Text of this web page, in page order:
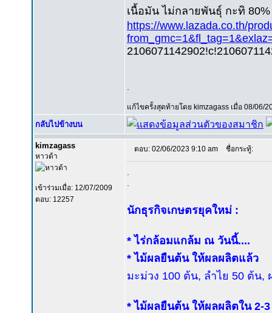
เนื้อมัน ไม่กลายพันธุ์ กะทิ
https://www.lazada.co.th/
แก้ไขครั้งสุดท้ายโดย kimzagass เมื่อ 08/06/
กลับไปข้างบน
kimzagass
หาวด้า
เข้าร่วมเมื่อ: 12/07/2009
ตอบ: 12257
ตอบ: 02/06/2023 9:10 am ชื่อกระทู้:
นักธุรกิจเกษตรยุคใหม่ :
* ไร่กล้อมแกล้ม ณ วันนี้....
* ไม้ผลยืนต้น ให้ผลผลิตแล้ว
มะม่วง 100 ต้น, ลำไย 50 ต้น,
* ไม้ผลยืนต้น ให้ผลผลิตใน 2-